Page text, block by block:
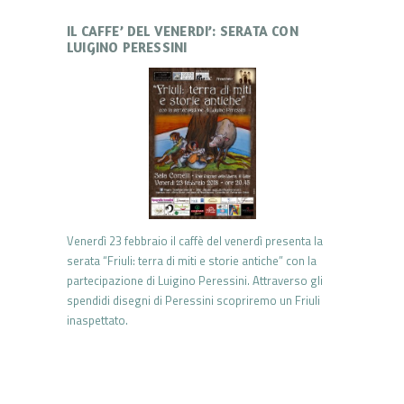
IL CAFFE’ DEL VENERDI’: SERATA CON
LUIGINO PERESSINI
Venerdì 23 febbraio il caffè del venerdì presenta la
serata “Friuli: terra di miti e storie antiche” con la
partecipazione di Luigino Peressini. Attraverso gli
spendidi disegni di Peressini scopriremo un Friuli
inaspettato.